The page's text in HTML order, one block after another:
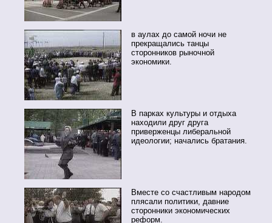
в аулах до самой ночи не
прекращались танцы
сторонников рыночной
экономики.
В парках культуры и отдыха
находили друг друга
приверженцы либеральной
идеологии; начались братания.
Вместе со счастливым народом
плясали политики, давние
сторонники экономических
реформ.